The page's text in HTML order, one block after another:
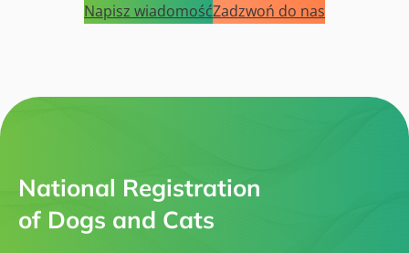
Napisz wiadomośćZadzwoń do nas
National Registration
of Dogs and Cats